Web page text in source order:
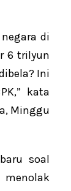
di
6 trilyun
Ini
kata
Minggu
soal
menolak